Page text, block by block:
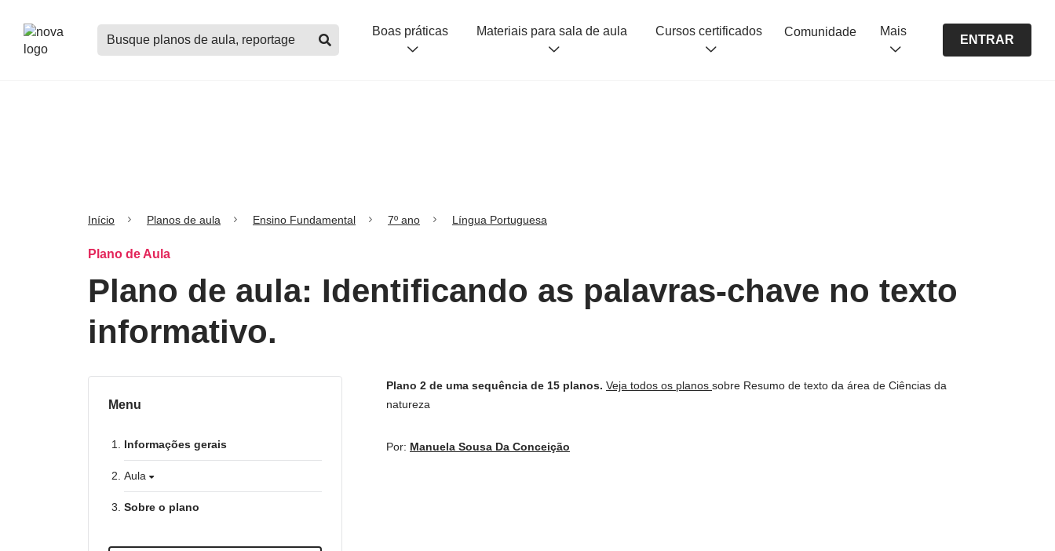
Buscar
planos
Boas práticas Materiais para sala de aula Cursos certificados Comunidade Mais
ENTRAR
Início Planos de aula Ensino Fundamental 7º ano Língua Portuguesa
Plano de Aula
Plano de aula: Identificando as palavras-chave no texto
informativo.
Menu
Informações gerais
Aula
Sobre o plano
Plano 2 de uma sequência de 15 planos. Veja todos os planos sobre Resumo de texto da área de Ciências da
natureza
Por: Manuela Sousa Da Conceição